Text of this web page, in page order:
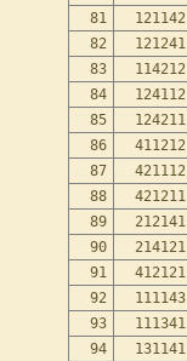
81
121142
82
121241
83
114212
84
124112
85
124211
86
411212
87
421112
88
421211
89
212141
90
214121
91
412121
92
111143
93
111341
94
131141